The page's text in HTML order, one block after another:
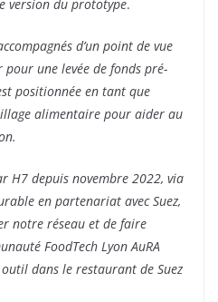
version du prototype.
d’un point de vue
une levée de fonds pré-
positionnée en tant que
alimentaire pour aider au
H7 depuis novembre 2022, via
en partenariat avec Suez,
notre réseau et de faire
FoodTech Lyon AuRA
dans le restaurant de Suez